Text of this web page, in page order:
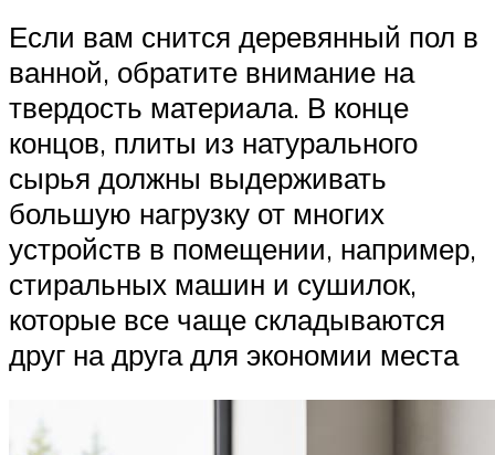
Если вам снится деревянный пол в
ванной, обратите внимание на
твердость материала. В конце
концов, плиты из натурального
сырья должны выдерживать
большую нагрузку от многих
устройств в помещении, например,
стиральных машин и сушилок,
которые все чаще складываются
друг на друга для экономии места